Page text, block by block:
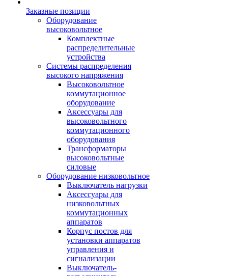
Заказные позиции
Оборудование
высоковольтное
Комплектные
распределительные
устройства
Системы распределения
высокого напряжения
Высоковольтное
коммутационное
оборудование
Аксессуары для
высоковольтного
коммутационного
оборудования
Трансформаторы
высоковольтные
силовые
Оборудование низковольтное
Выключатель нагрузки
Аксессуары для
низковольтных
коммутационных
аппаратов
Корпус постов для
установки аппаратов
управления и
сигнализации
Выключатель-